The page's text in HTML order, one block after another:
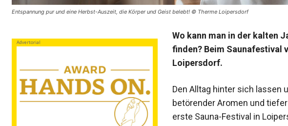
Entspannung pur und eine Herbst-Auszeit, die Körper und Geist belebt! © Therme Loipersdorf
Advertorial
Wo kann man in der kalten
finden? Beim Saunafestival
Loipersdorf.
Den Alltag hinter sich lassen
betörender Aromen und
erste Sauna-Festival in